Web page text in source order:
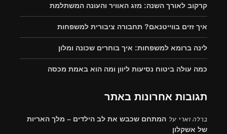
קרקוב לאורך השנה: מזג האוויר והעונה המשתלמת
איך זזים בווייטנאם? תחבורה ציבורית למשפחות
לינה ברומא למשפחות: איך בוחרים שכונה ומלון
כמה עולה ביטוח נסיעות ליוון ומה הוא באמת מכסה
תגובות אחרונות באתר
ברלה וארי על המתחם שכבש את לב הילדים – מלך האריות
של אשקלון